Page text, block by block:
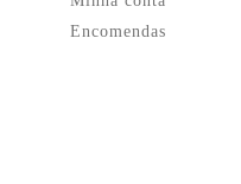
Encomendas